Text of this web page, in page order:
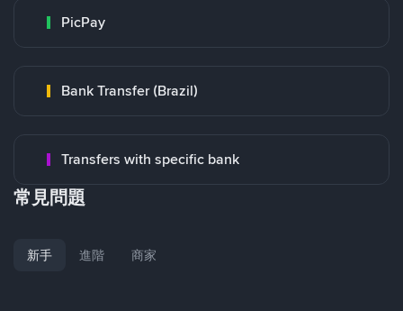
PicPay
Bank Transfer (Brazil)
Transfers with specific bank
常見問題
新手 進階 商家